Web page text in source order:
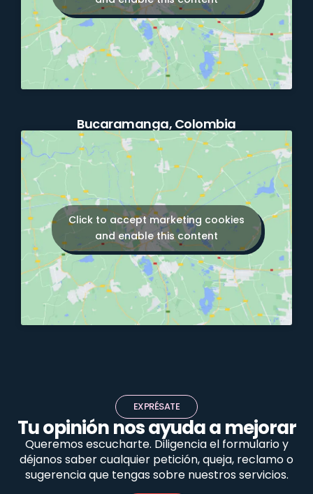
Bucaramanga, Colombia
Click to accept marketing cookies
and enable this content
EXPRÉSATE
Tu opinión nos ayuda a mejorar
Queremos escucharte. Diligencia el formulario y
déjanos saber cualquier petición, queja, reclamo o
sugerencia que tengas sobre nuestros servicios.